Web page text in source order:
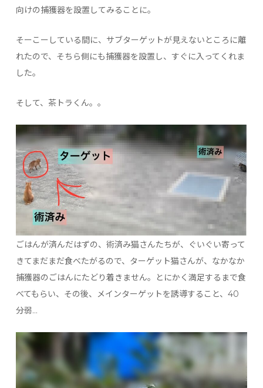
向けの捕獲器を設置してみることに。
そーこーしている間に、サブターゲットが見えないところに離
れたので、そちら側にも捕獲器を設置し、すぐに入ってくれま
した。
そして、茶トラくん。。
ごはんが済んだはずの、術済み猫さんたちが、ぐいぐい寄って
きてまだまだ食べたがるので、ターゲット猫さんが、なかなか
捕獲器のごはんにたどり着きません。とにかく満足するまで食
べてもらい、その後、メインターゲットを誘導すること、40
分弱…